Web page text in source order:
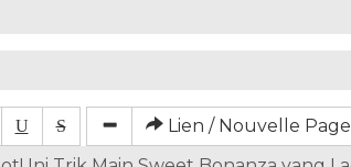
U S Lien / Nouvelle Page